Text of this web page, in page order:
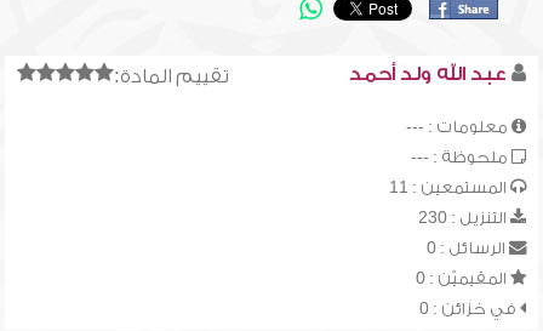
تقييم المادة: عبد الله ولد أحمد
معلومات : ---
ملحوظة : ---
المستمعين : 11
التنزيل : 230
الرسائل : 0
المقيميّن : 0
في خزائن : 0